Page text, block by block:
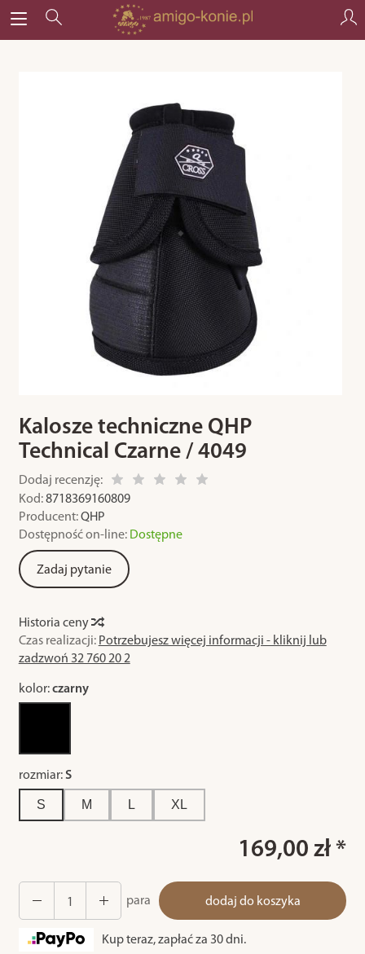
Kalosze techniczne QHP
Technical Czarne / 4049
Dodaj recenzję:
Kod: 8718369160809
Producent: QHP
Dostępność on-line: Dostępne
Zadaj pytanie
Historia ceny
Czas realizacji: Potrzebujesz więcej informacji - kliknij lub
zadzwoń 32 760 20 2
kolor:czarny
rozmiar: S
S M L XL
169,00 zł *
para dodaj do koszyka
Kup teraz, zapłać za 30 dni.